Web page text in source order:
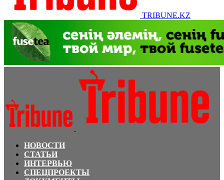
TRIBUNE.KZ
НОВОСТИ
СТАТЬИ
ИНТЕРВЬЮ
СПЕЦПРОЕКТЫ